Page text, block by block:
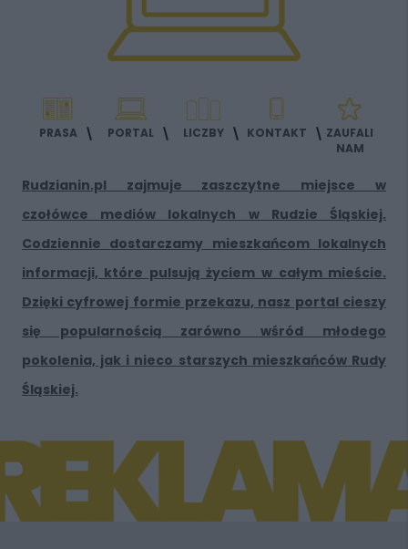
PRASA PORTAL LICZBY KONTAKT
ZAUFALI
NAM
Rudzianin.pl zajmuje zaszczytne miejsce w
czołówce mediów lokalnych w Rudzie Śląskiej.
Codziennie dostarczamy mieszkańcom lokalnych
informacji, które pulsują życiem w całym mieście.
Dzięki cyfrowej formie przekazu, nasz portal cieszy
się popularnością zarówno wśród młodego
pokolenia, jak i nieco starszych mieszkańców Rudy
Śląskiej.